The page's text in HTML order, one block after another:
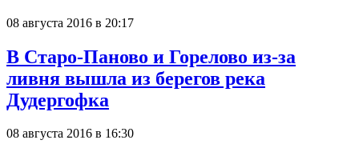
08 августа 2016 в 20:17
В Старо-Паново и Горелово из-за
ливня вышла из берегов река
Дудергофка
08 августа 2016 в 16:30